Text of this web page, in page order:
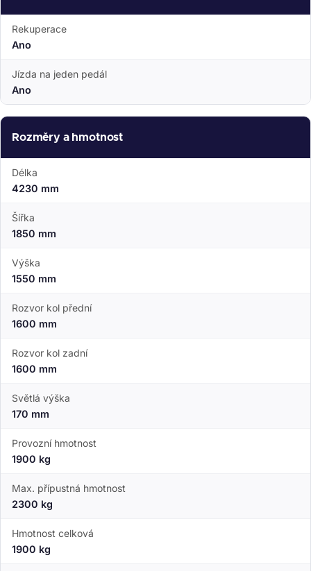
Rekuperace
Ano
Jízda na jeden pedál
Ano
Rozměry a hmotnost
Délka
4230 mm
Šířka
1850 mm
Výška
1550 mm
Rozvor kol přední
1600 mm
Rozvor kol zadní
1600 mm
Světlá výška
170 mm
Provozní hmotnost
1900 kg
Max. přípustná hmotnost
2300 kg
Hmotnost celková
1900 kg